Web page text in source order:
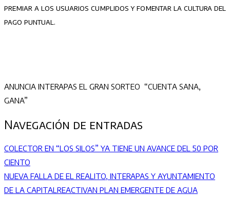
premiar a los usuarios cumplidos y fomentar la cultura del
pago puntual.
ANUNCIA INTERAPAS EL GRAN SORTEO “CUENTA SANA,
GANA”
Navegación de entradas
COLECTOR EN “LOS SILOS” YA TIENE UN AVANCE DEL 50 POR
CIENTO
NUEVA FALLA DE EL REALITO, INTERAPAS Y AYUNTAMIENTO
DE LA CAPITALREACTIVAN PLAN EMERGENTE DE AGUA